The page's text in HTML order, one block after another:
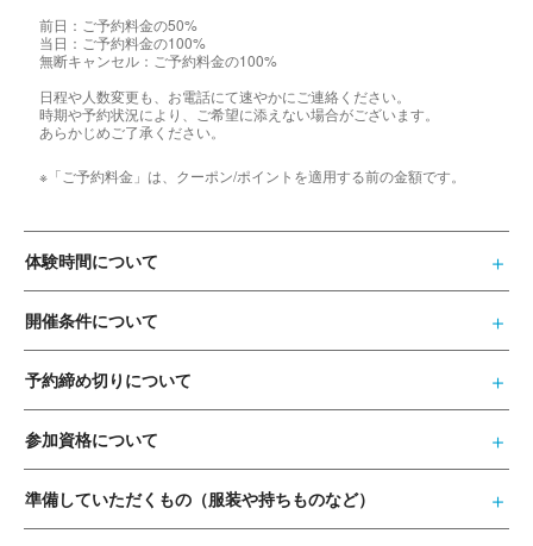
前日：ご予約料金の50%
当日：ご予約料金の100%
無断キャンセル：ご予約料金の100%
日程や人数変更も、お電話にて速やかにご連絡ください。
時期や予約状況により、ご希望に添えない場合がございます。
あらかじめご了承ください。
※「ご予約料金」は、クーポン/ポイントを適用する前の金額です。
体験時間について
開催条件について
予約締め切りについて
参加資格について
準備していただくもの（服装や持ちものなど）